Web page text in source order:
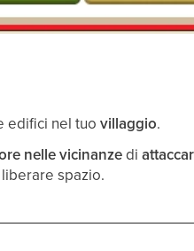
edifici nel tuovillaggio.
nelle vicinanzedi
spazio.